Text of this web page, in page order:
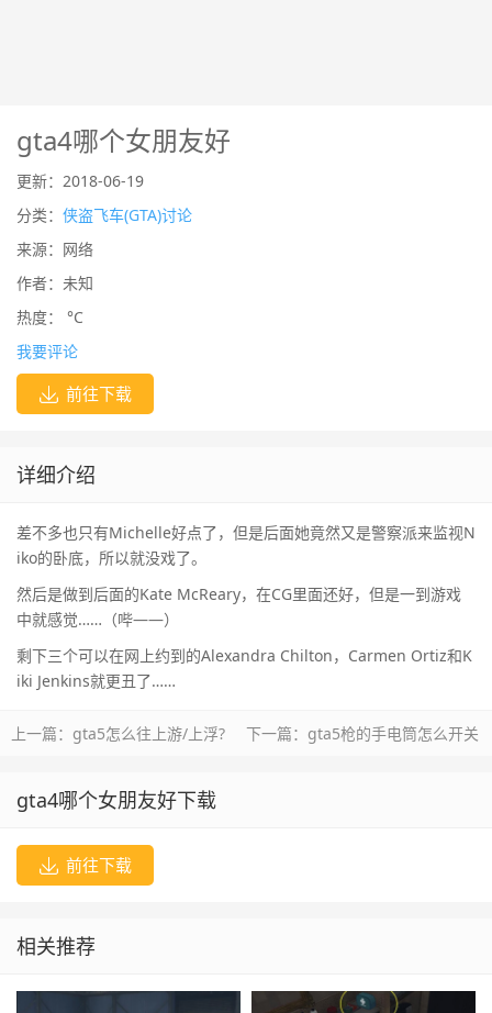
gta4哪个女朋友好
更新：2018-06-19
分类： 侠盗飞车(GTA)讨论
来源：网络
作者：未知
热度：
°C
我要评论
前往下载
详细介绍
差不多也只有Michelle好点了，但是后面她竟然又是警察派来监视N
iko的卧底，所以就没戏了。
然后是做到后面的Kate McReary，在CG里面还好，但是一到游戏
中就感觉……（哔——）
剩下三个可以在网上约到的Alexandra Chilton，Carmen Ortiz和K
iki Jenkins就更丑了……
上一篇： gta5怎么往上游/上浮? 下一篇： gta5枪的手电筒怎么开关
gta4哪个女朋友好下载
前往下载
相关推荐